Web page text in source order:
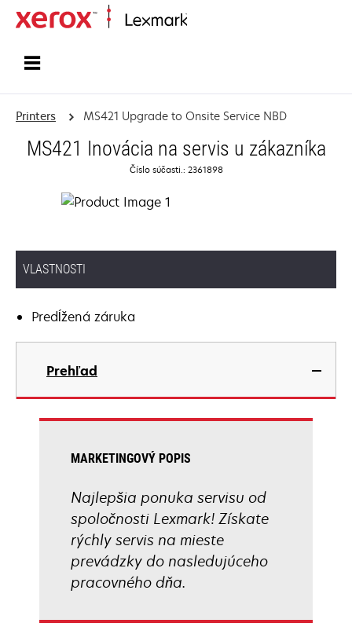
Printers MS421 Upgrade to Onsite Service NBD
MS421 Inovácia na servis u zákazníka
Číslo súčasti.: 2361898
VLASTNOSTI
Predĺžená záruka
Prehľad
MARKETINGOVÝ POPIS
Najlepšia ponuka servisu od
spoločnosti Lexmark! Získate
rýchly servis na mieste
prevádzky do nasledujúceho
pracovného dňa.